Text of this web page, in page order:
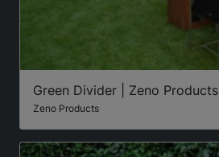
Green Divider | Zeno Products
Zeno Products